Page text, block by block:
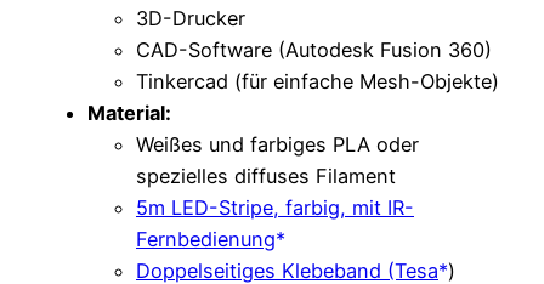
3D-Drucker
CAD-Software (Autodesk Fusion 360)
Tinkercad (für einfache Mesh-Objekte)
Material:
Weißes und farbiges PLA oder
spezielles diffuses Filament
5m LED-Stripe, farbig, mit IR-
Fernbedienung
Doppelseitiges Klebeband (Tesa )